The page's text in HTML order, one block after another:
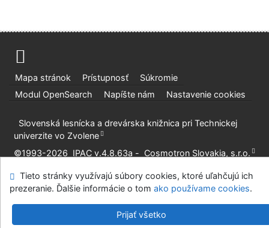
Mapa stránok Prístupnosť
Súkromie
Modul OpenSearch
Napíšte nám Nastavenie cookies
Slovenská lesnícka a drevárska knižnica pri Technickej
univerzite vo Zvolene
©1993-2026 IPAC v.4.8.63a - Cosmotron Slovakia, s.r.o.
Tieto stránky využívajú súbory cookies, ktoré uľahčujú ich
prezeranie. Ďalšie informácie o tom ako používame cookies.
Prijať všetko